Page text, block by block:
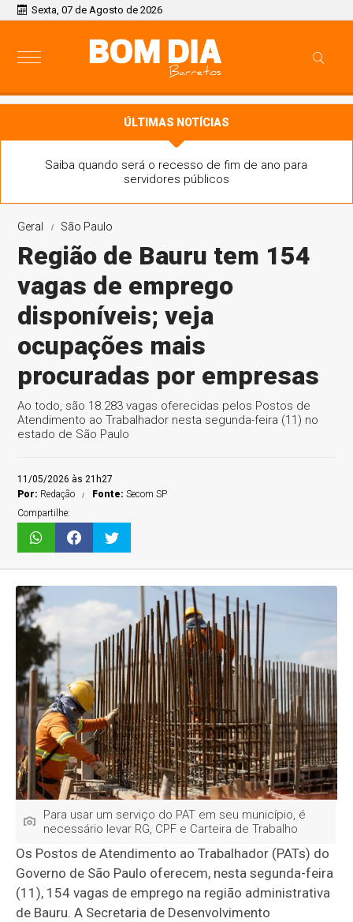
Sexta, 07 de Agosto de 2026
ÚLTIMAS NOTÍCIAS
Saiba quando será o recesso de fim de ano para
servidores públicos
Geral São Paulo
Região de Bauru tem 154
vagas de emprego
disponíveis; veja
ocupações mais
procuradas por empresas
Ao todo, são 18.283 vagas oferecidas pelos Postos de
Atendimento ao Trabalhador nesta segunda-feira (11) no
estado de São Paulo
11/05/2026 às 21h27
Por: Redação Fonte:Secom SP
Compartilhe:
Para usar um serviço do PAT em seu município, é
necessário levar RG, CPF e Carteira de Trabalho
Os Postos de Atendimento ao Trabalhador (PATs) do
Governo de São Paulo oferecem, nesta segunda-feira
(11), 154 vagas de emprego na região administrativa
de Bauru. A Secretaria de Desenvolvimento